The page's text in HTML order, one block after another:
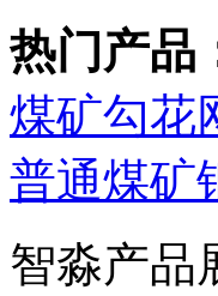
热门产品
煤矿勾花
普通煤矿
智淼产品